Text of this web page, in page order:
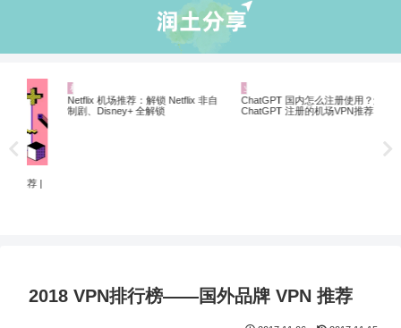
机场推荐
Netflix 机场推荐：解锁 Netflix 非自
业界资讯
2018 VPN排行榜——国外品牌 VPN 推荐